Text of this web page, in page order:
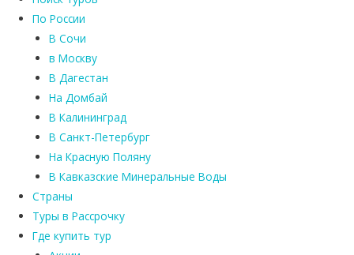
По России
В Сочи
в Москву
В Дагестан
На Домбай
В Калининград
В Санкт-Петербург
На Красную Поляну
В Кавказские Минеральные Воды
Страны
Туры в Рассрочку
Где купить тур